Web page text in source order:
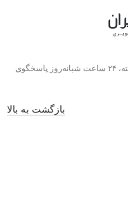
هفت روز هفته، ۲۴ ساعت شبانه‌روز پاسخگوی
بازگشت به بالا